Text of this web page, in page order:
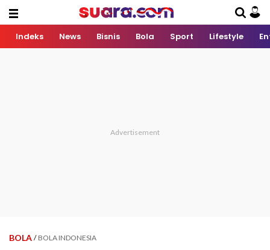
Indeks News Bisnis Bola Sport Lifestyle
BOLA / BOLA INDONESIA